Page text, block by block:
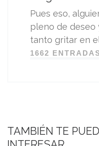
Pues eso,
pleno de deseo
tanto gritar en
1662
TAMBIÉN TE